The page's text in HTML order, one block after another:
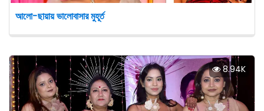
আলো-ছায়ায় ভালোবাসার মুহূর্ত
8.94K